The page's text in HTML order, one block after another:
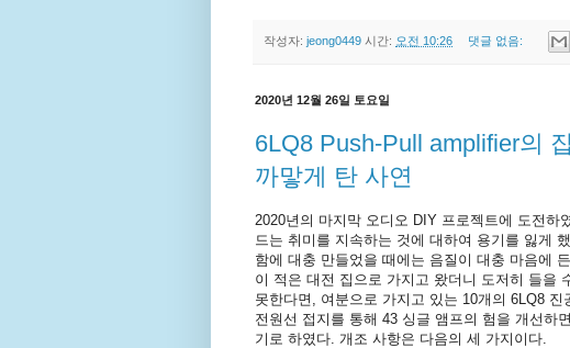
작성자: jeong0449 시간: 오전 10:26 댓글 없음:
2020년 12월 26일 토요일
6LQ8 Push-Pull amplifier의
까맣게 탄 사연
2020년의 마지막 오디오 DIY 프로젝트에 도전
드는 취미를 지속하는 것에 대하여 용기를 잃게
함에 대충 만들었을 때에는 음질이 대충 마음에
이 적은 대전 집으로 가지고 왔더니 도저히 들을
못한다면, 여분으로 가지고 있는 10개의 6LQ8
전원선 접지를 통해 43 싱글 앰프의 험을 개선하
기로 하였다. 개조 사항은 다음의 세 가지이다.